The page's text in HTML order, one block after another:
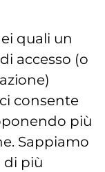
quali un
accesso (o
consente
più
Sappiamo
di più